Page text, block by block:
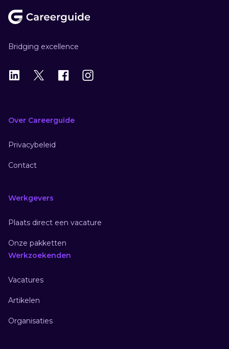
Bridging excellence
LinkedIn
X Instagram
Over Careerguide
Privacybeleid
Contact
Werkgevers
Plaats direct een vacature
Onze pakketten
Werkzoekenden
Vacatures
Artikelen
Organisaties